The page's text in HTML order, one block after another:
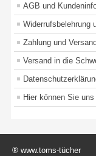
AGB und
Widerrufsbelehrung
Zahlung und Versand
Versand in die
Hier können Sie
® www.toms-tücher